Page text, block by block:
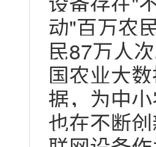
动"百万农
民87万人
国农业大
据，为中
也在不断